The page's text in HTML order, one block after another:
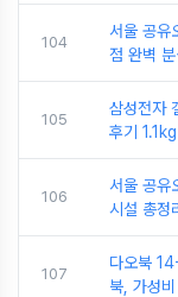
104
서울 공유
점 완벽 분
105
삼성전자
후기
106
서울 공유
시설 총정
107
다오북
북, 가성